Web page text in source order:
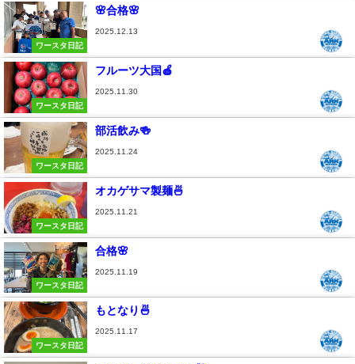
ワースタ日記
🌸合格🌸
2025.12.13
ワースタ日記
フルーツ大国🍎
2025.11.30
ワースタ日記
部活飲み🍻
2025.11.24
ワースタ日記
オカゲサマ製麺🍜
2025.11.21
ワースタ日記
合格🌸
2025.11.19
ワースタ日記
もとなり🍜
2025.11.17